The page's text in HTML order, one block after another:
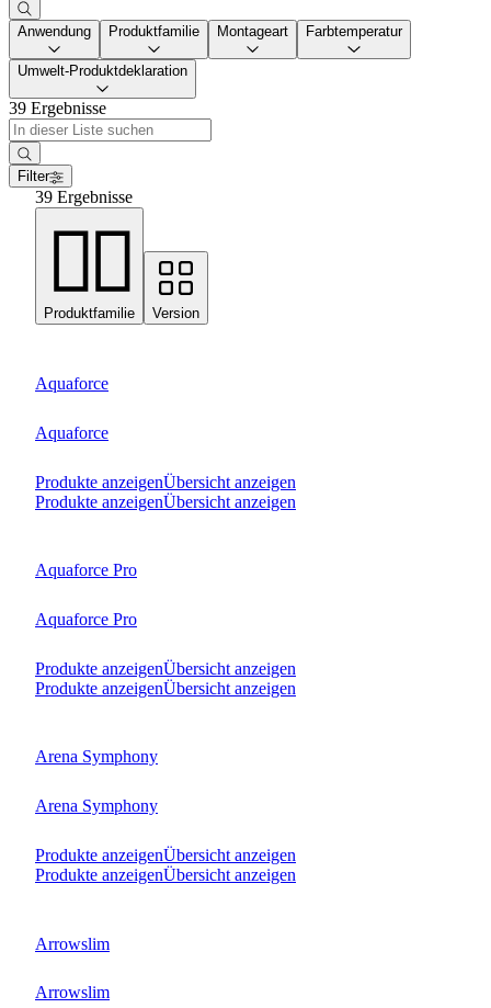
Anwendung Produktfamilie Montageart Farbtemperatur
Umwelt-Produktdeklaration
39 Ergebnisse
Filter
39 Ergebnisse
Produktfamilie Version
Aquaforce
Aquaforce
Produkte anzeigenÜbersicht anzeigen
Produkte anzeigenÜbersicht anzeigen
Aquaforce Pro
Aquaforce Pro
Produkte anzeigenÜbersicht anzeigen
Produkte anzeigenÜbersicht anzeigen
Arena Symphony
Arena Symphony
Produkte anzeigenÜbersicht anzeigen
Produkte anzeigenÜbersicht anzeigen
Arrowslim
Arrowslim